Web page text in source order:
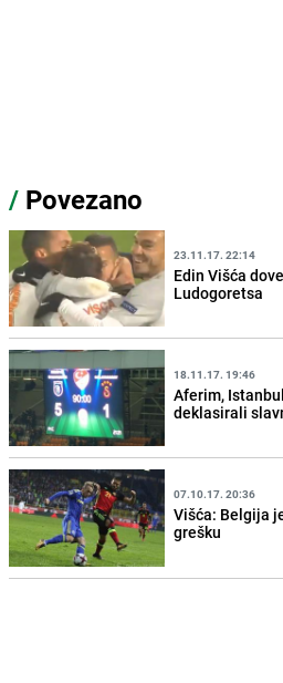
/ Povezano
23.11.17. 22:14
Edin Višća
Ludogoretsa
18.11.17. 19:46
Aferim,
deklasirali
07.10.17. 20:36
Višća: Belgija
grešku